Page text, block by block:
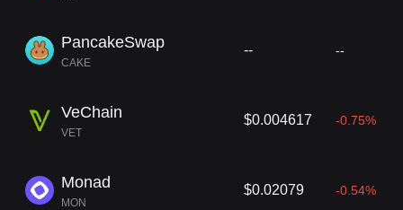
PancakeSwap
CAKE
-- --
VeChain
VET
$0.004617 -0.75%
Monad
MON
$0.02079 -0.54%